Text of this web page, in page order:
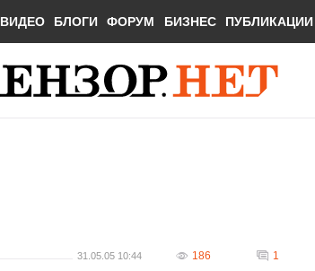
ВИДЕО БЛОГИ ФОРУМ БИЗНЕС ПУБЛИКАЦИИ
31.05.05 10:44 186 1